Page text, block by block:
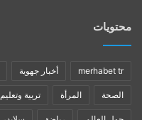
محتويات
merhabet tr أخبار جهوية
الصحة المرأة تربية وتعليم